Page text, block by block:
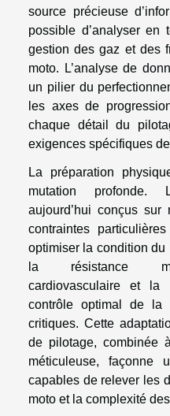
source précieuse
possible d’analyser en
gestion des gaz et des
moto. L’analyse de
un pilier du
les axes de
chaque détail du
exigences spécifiques
La préparation
mutation profonde.
aujourd’hui conçus
contraintes
optimiser la condition
la résistance
cardiovasculaire et la
contrôle optimal de la
critiques. Cette
de pilotage, combinée
méticuleuse, façonne
capables de relever les
moto et la complexité